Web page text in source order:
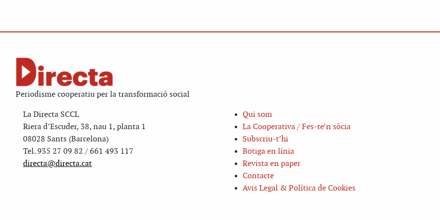
Periodisme cooperatiu per la transformació social
La Directa SCCL
Riera d’Escuder, 38, nau 1, planta 1
08028 Sants (Barcelona)
Tel. 935 27 09 82 / 661 493 117
directa@directa.cat
Qui som
La Cooperativa / Fes-te’n sòcia
Subscriu-t’hi
Botiga en línia
Revista en paper
Contacte
Avis Legal & Política de Cookies